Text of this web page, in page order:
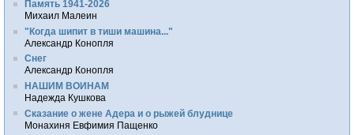
Память 1941-2026
Михаил Малеин
"Когда шипит в тиши машина..."
Александр Конопля
Снег
Александр Конопля
НАШИМ ВОИНАМ
Надежда Кушкова
Сказание о жене Адера и о рыжей блуднице
Монахиня Евфимия Пащенко